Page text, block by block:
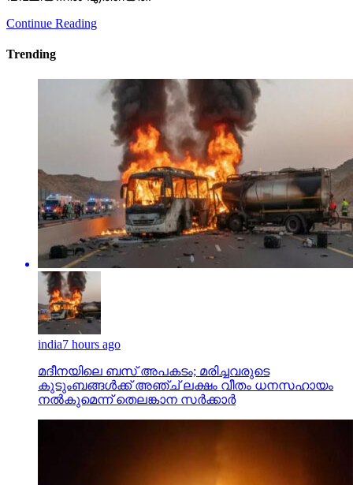
Trending
india7 hours ago
മദീനയിലെ ബസ് അപകടം; മരിച്ചവരുടെ
കുടുംബങ്ങള്‍ക്ക് അഞ്ച് ലക്ഷം വീതം ധനസഹായം
നല്‍കുമെന്ന് തെലങ്കാന സര്‍ക്കാര്‍